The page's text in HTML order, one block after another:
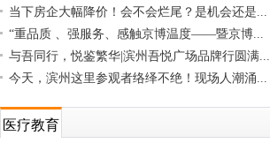
当下房企大幅降价！会不会烂尾？是机会还是...
“重品质 、强服务、感触京博温度——暨京博...
与吾同行，悦鉴繁华|滨州吾悦广场品牌行圆满...
今天，滨州这里参观者络绎不绝！现场人潮涌...
医疗教育